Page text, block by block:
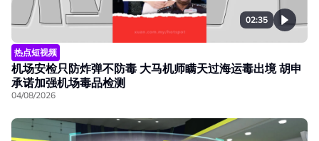
02:35
热点短视频
机场安检只防炸弹不防毒 大马机师瞒天过海运毒出境 胡申
承诺加强机场毒品检测
04/08/2026